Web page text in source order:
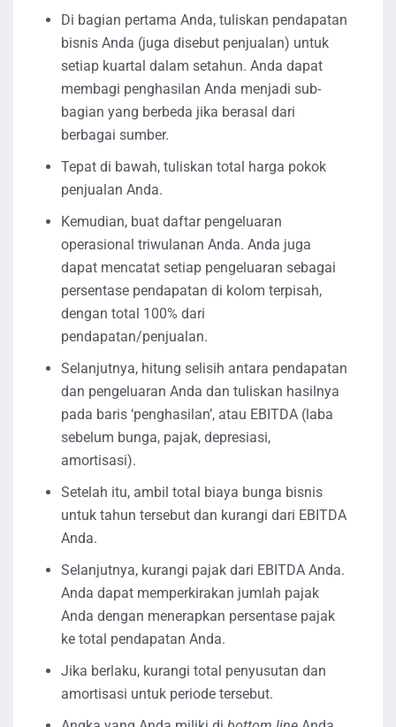
Di bagian pertama Anda, tuliskan pendapatan
bisnis Anda (juga disebut penjualan) untuk
setiap kuartal dalam setahun. Anda dapat
membagi penghasilan Anda menjadi sub-
bagian yang berbeda jika berasal dari
berbagai sumber.
Tepat di bawah, tuliskan total harga pokok
penjualan Anda.
Kemudian, buat daftar pengeluaran
operasional triwulanan Anda. Anda juga
dapat mencatat setiap pengeluaran sebagai
persentase pendapatan di kolom terpisah,
dengan total 100% dari
pendapatan/penjualan.
Selanjutnya, hitung selisih antara pendapatan
dan pengeluaran Anda dan tuliskan hasilnya
pada baris ‘penghasilan’, atau EBITDA (laba
sebelum bunga, pajak, depresiasi,
amortisasi).
Setelah itu, ambil total biaya bunga bisnis
untuk tahun tersebut dan kurangi dari EBITDA
Anda.
Selanjutnya, kurangi pajak dari EBITDA Anda.
Anda dapat memperkirakan jumlah pajak
Anda dengan menerapkan persentase pajak
ke total pendapatan Anda.
Jika berlaku, kurangi total penyusutan dan
amortisasi untuk periode tersebut.